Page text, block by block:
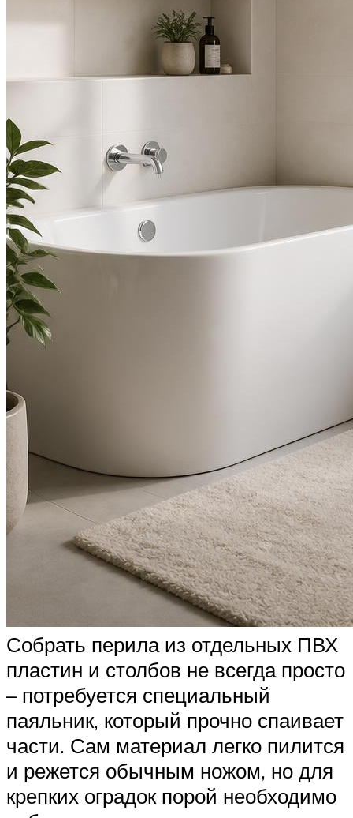
Собрать перила из отдельных ПВХ
пластин и столбов не всегда просто
– потребуется специальный
паяльник, который прочно спаивает
части. Сам материал легко пилится
и режется обычным ножом, но для
крепких оградок порой необходимо